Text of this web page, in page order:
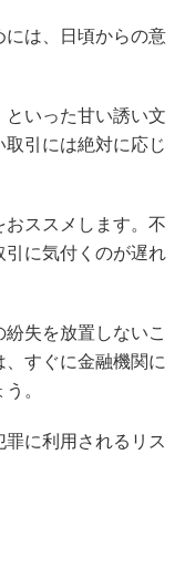
には、日頃からの意
といった甘い誘い文
引には絶対に応じ
ススメします。不
引に気付くのが遅れ
失を放置しないこ
すぐに金融機関に
。
に利用されるリス